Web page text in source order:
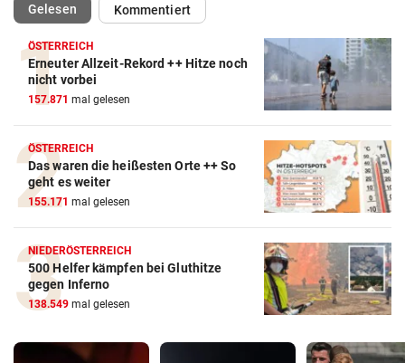
Gelesen(ausgewählt)Kommentiert
ÖSTERREICH
Erneuter Allzeit-Rekord ++ Hitze noch
nicht vorbei
157.871 mal gelesen
ÖSTERREICH
Das waren die heißesten Orte ++ So
geht es weiter
155.171 mal gelesen
NIEDERÖSTERREICH
500 Helfer kämpfen bei Gluthitze
gegen Inferno
138.549 mal gelesen